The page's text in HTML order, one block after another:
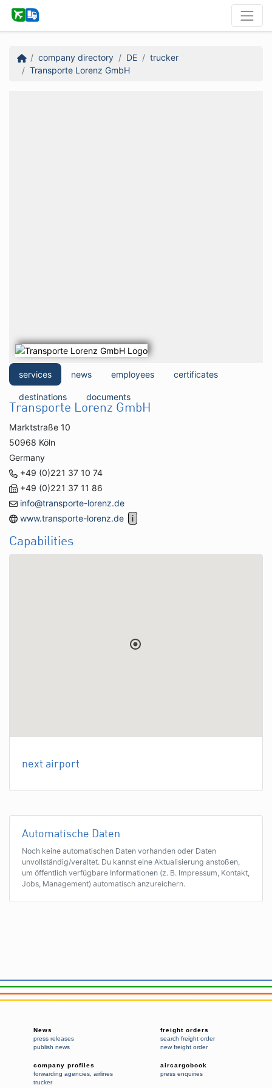
company directory DE
trucker
Transporte Lorenz GmbH
services news employees certificates
destinations documents
Transporte Lorenz GmbH
Marktstraße 10
50968 Köln
Germany
+49 (0)221 37 10 74
+49 (0)221 37 11 86
info@transporte-lorenz.de
www.transporte-lorenz.de
Capabilities
next airport
Automatische Daten
Noch keine automatischen Daten vorhanden oder Daten
unvollständig/veraltet. Du kannst eine Aktualisierung anstoßen,
um öffentlich verfügbare Informationen (z. B. Impressum, Kontakt,
Jobs, Management) automatisch anzureichern.
News
press releases
publish news
freight orders
search freight order
new freight order
company profiles
forwarding agencies airlines
trucker
aircargobook
press enquiries